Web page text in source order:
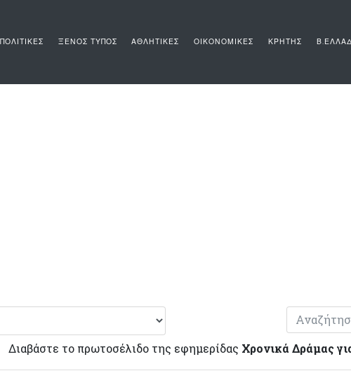
ΠΟΛΙΤΙΚΕΣ ΞΕΝΟΣ ΤΥΠΟΣ ΑΘΛΗΤΙΚΕΣ ΟΙΚΟΝΟΜΙΚΕΣ ΚΡΗΤΗΣ
Διαβάστε το πρωτοσέλιδο της εφημερίδας Χρονικά Δράμας